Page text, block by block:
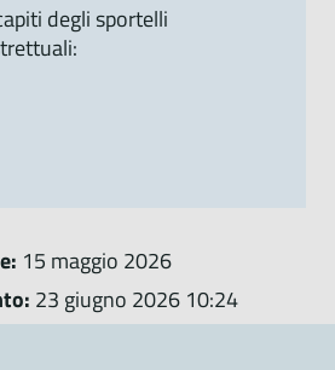
degli sportelli
15 maggio 2026
23 giugno 2026 10:24